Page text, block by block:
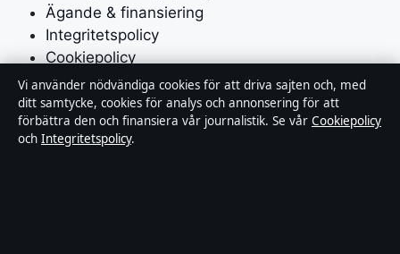
Ägande & finansiering
Integritetspolicy
Cookiepolicy
Om Affärsmagasinet i korthet
Affärsmagasinet är en oberoende svensk digital
Vi använder nödvändiga cookies för att driva sajten och, med
ditt samtycke, cookies för analys och annonsering för att
förbättra den och finansiera vår journalistik. Se vår Cookiepolicy
och Integritetspolicy.